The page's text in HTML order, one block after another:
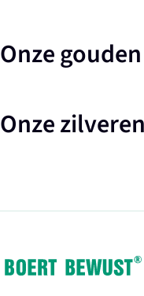
Onze
Onze